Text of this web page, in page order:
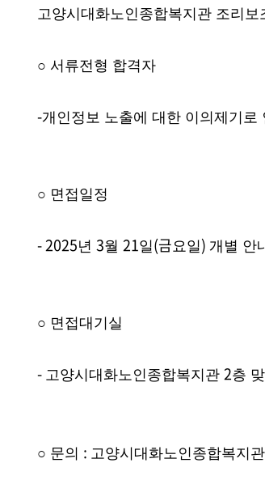
고양시대화노인종합복지관 조리보
○ 서류전형 합격자
-개인정보 노출에 대한 이의제기
○ 면접일정
-2025년 3월 21일(금요일) 개별 안
○ 면접대기실
- 고양시대화노인종합복지관 2층
○ 문의 : 고양시대화노인종합복지